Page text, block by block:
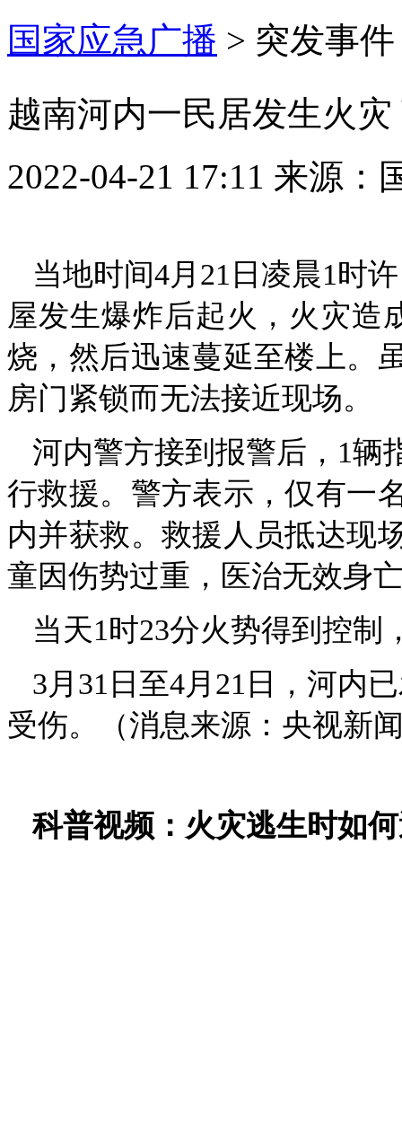
国家应急广播 > 突发事件
越南河内一民居发生火
2022-04-21 17:11 来源：
当地时间4月21日凌晨1时
屋发生爆炸后起火，火灾造
烧，然后迅速蔓延至楼上。
房门紧锁而无法接近现场。
河内警方接到报警后，1辆
行救援。警方表示，仅有一
内并获救。救援人员抵达现
童因伤势过重，医治无效身
当天1时23分火势得到控制
3月31日至4月21日，河内
受伤。（消息来源：央视新
科普视频：火灾逃生时如